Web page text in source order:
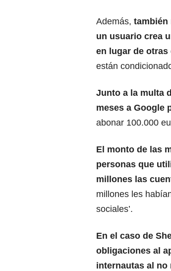
Además, también
un usuario crea
en lugar de otras
están
Junto a la multa
meses a Google
abonar 100.000
El monto de las
personas que
millones las
millones les
sociales’.
En el caso de
obligaciones al
internautas al no